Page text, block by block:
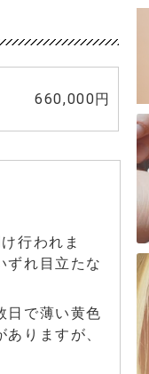
660,000円
行われま
ずれ目立たな
日で薄い黄色
りますが、